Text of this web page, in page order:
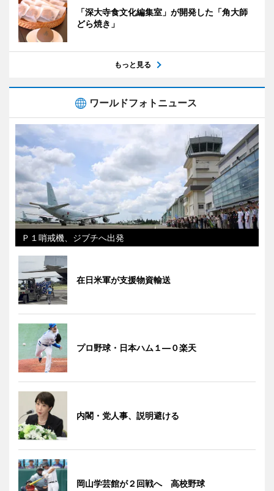
「深大寺食文化編集室」が開発した「角大師
どら焼き」
もっと見る
ワールドフォトニュース
Ｐ１哨戒機、ジブチへ出発
在日米軍が支援物資輸送
プロ野球・日本ハム１―０楽天
内閣・党人事、説明避ける
岡山学芸館が２回戦へ 高校野球